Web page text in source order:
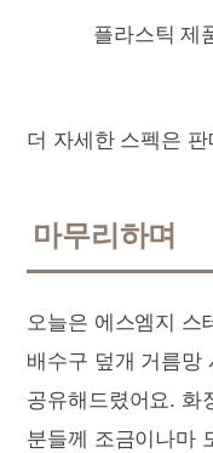
플라스틱 제
더 자세한 스펙은
마무리하며
오늘은 에스엠지 스
배수구 덮개 거름망
공유해드렸어요. 화
분들께 조금이나마